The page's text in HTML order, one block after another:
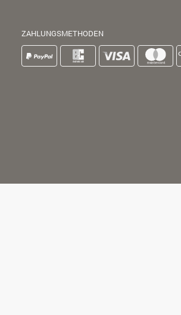
ZAHLUNGSMETHODEN